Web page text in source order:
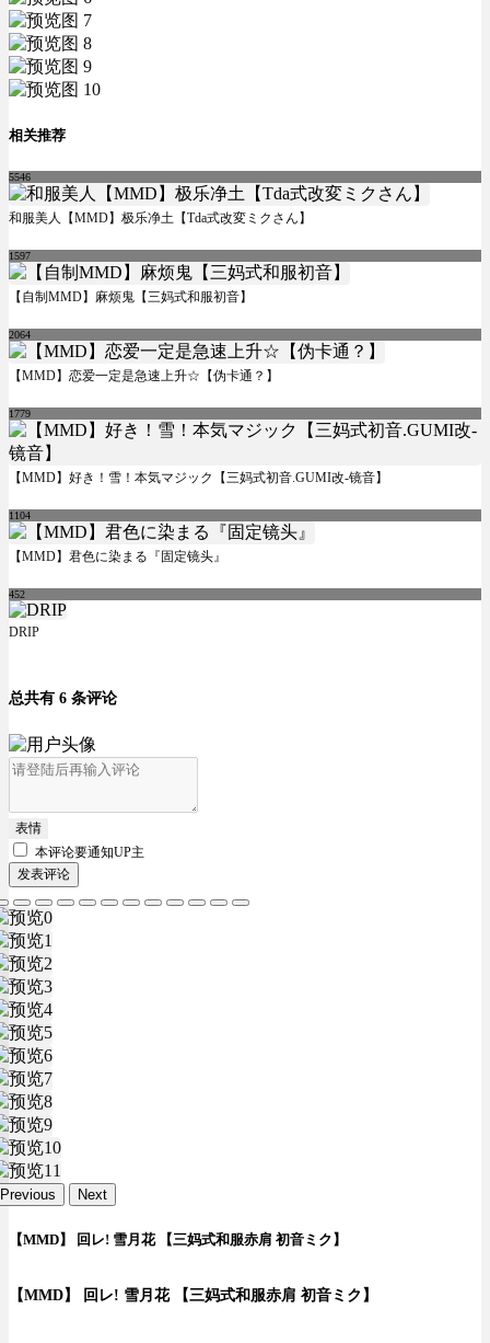
相关推荐
5546
和服美人【MMD】极乐净土【Tda式改変ミクさん】
1597
【自制MMD】麻烦鬼【三妈式和服初音】
2064
【MMD】恋爱一定是急速上升☆【伪卡通？】
1779
【MMD】好き！雪！本気マジック【三妈式初音.GUMI改-镜音】
1104
【MMD】君色に染まる『固定镜头』
452
DRIP
总共有 6 条评论
表情
本评论要通知UP主
发表评论
Previous Next
【MMD】 回レ! 雪月花 【三妈式和服赤肩 初音ミク】
【MMD】 回レ! 雪月花 【三妈式和服赤肩 初音ミク】